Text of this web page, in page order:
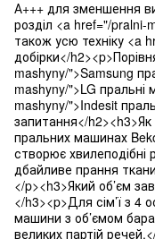
А+++ для зменшення
розділ <a href="/
також усю техніку <a
добірки</
mashyny/">Samsung
mashyny/">LG
mashyny/">Indesit
запитання</
пральних машинах
створює
дбайливе прання
</p><h3>Який об’єм
</h3><p>Для сім’ї з 4
машини з об’ємом
великих партій